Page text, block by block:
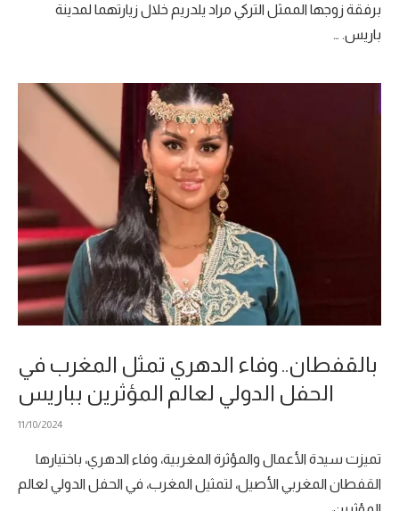
برفقة زوجها الممثل التركي مراد يلدريم خلال زيارتهما لمدينة
باريس. …
بالقفطان.. وفاء الدهري تمثل المغرب في
الحفل الدولي لعالم المؤثرين بباريس
11/10/2024
تميزت سيدة الأعمال والمؤثرة المغربية، وفاء الدهري، باختيارها
القفطان المغربي الأصيل، لتمثيل المغرب، في الحفل الدولي لعالم